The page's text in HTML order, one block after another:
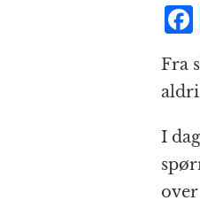
Fra
aldri
I